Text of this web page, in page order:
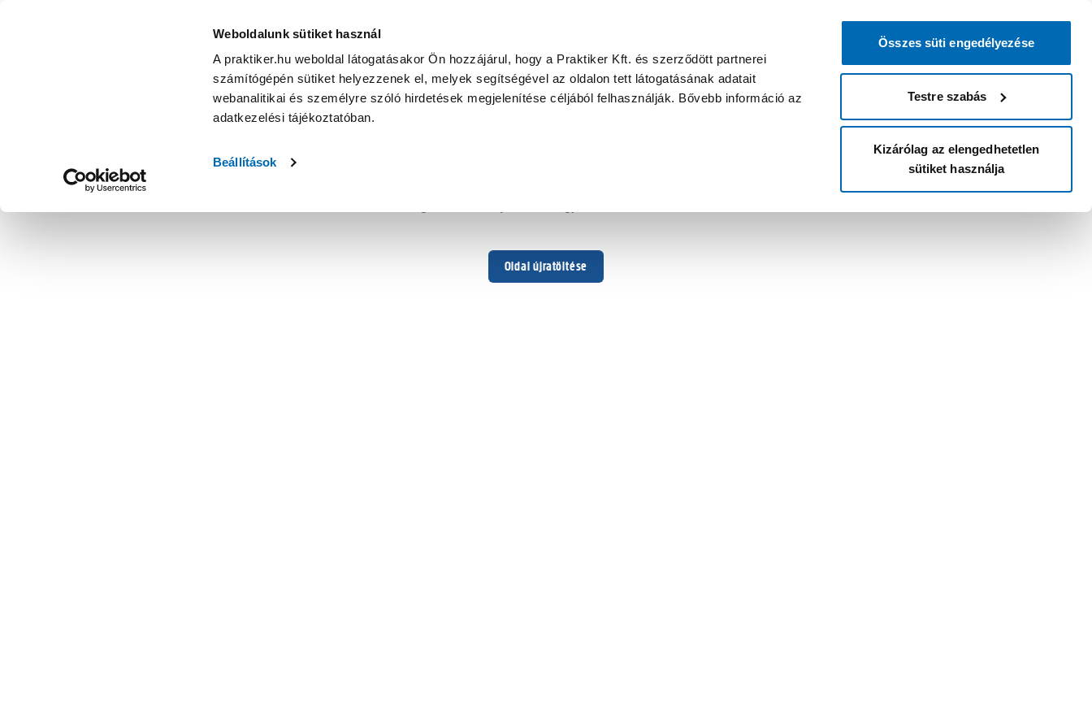
Weboldalunk sütiket használ
A praktiker.hu weboldal látogatásakor Ön hozzájárul, hogy a Praktiker Kft. és szerződött partnerei
számítógépén sütiket helyezzenek el, melyek segítségével az oldalon tett látogatásának adatait
webanalitikai és személyre szóló hirdetések megjelenítése céljából felhasználják. Bővebb információ az
adatkezelési tájékoztatóban.
Beállítások
Összes süti engedélyezése
Testre szabás
Kizárólag az elengedhetetlen
sütiket használja
Oldal újratöltése